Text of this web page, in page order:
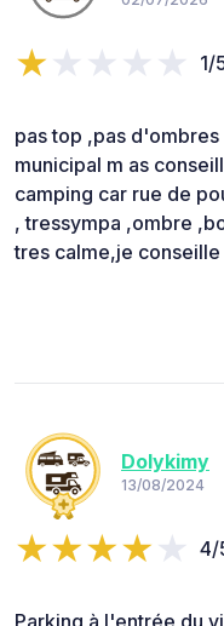
1/
pas top ,pas
municipal m as
camping car rue de
, tressympa ,ombre
tres calme,je conseille
Dolykimy
13/08/2024
4/
Parking à l'entrée du